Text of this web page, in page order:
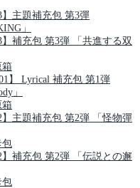
】主題補充包 第3彈
」
】補充包 第3弾 「共進する双
箱
】 Lyrical 補充包 第1弾
」
箱
】主題補充包 第2弾 「怪物彈
包
】補充包 第2弾 「伝説との邂
包